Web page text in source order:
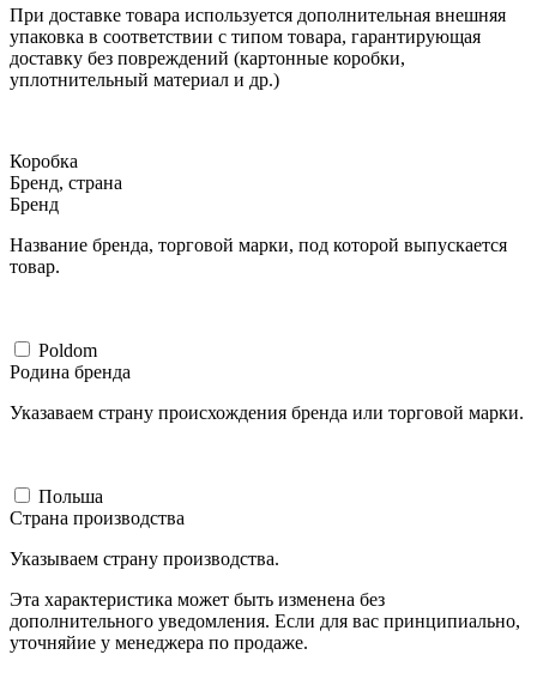
При доставке товара используется дополнительная внешняя
упаковка в соответствии с типом товара, гарантирующая
доставку без повреждений (картонные коробки,
уплотнительный материал и др.)
Коробка
Бренд, страна
Бренд
Название бренда, торговой марки, под которой выпускается
товар.
Poldom
Родина бренда
Указаваем страну происхождения бренда или торговой марки.
Польша
Страна производства
Указываем страну производства.
Эта характеристика может быть изменена без
дополнительного уведомления. Если для вас принципиально,
уточняйие у менеджера по продаже.